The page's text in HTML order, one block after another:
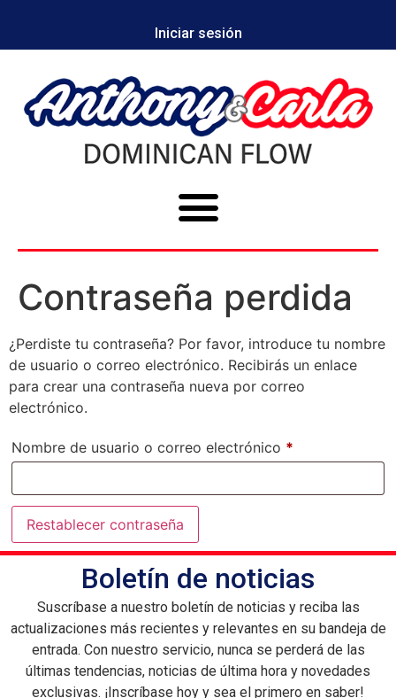
Iniciar sesión
Contraseña perdida
¿Perdiste tu contraseña? Por favor, introduce tu nombre
de usuario o correo electrónico. Recibirás un enlace
para crear una contraseña nueva por correo
electrónico.
Nombre de usuario o correo electrónico *
Restablecer contraseña
Boletín de noticias
Suscríbase a nuestro boletín de noticias y reciba las
actualizaciones más recientes y relevantes en su bandeja de
entrada. Con nuestro servicio, nunca se perderá de las
últimas tendencias, noticias de última hora y novedades
exclusivas. ¡Inscríbase hoy y sea el primero en saber!